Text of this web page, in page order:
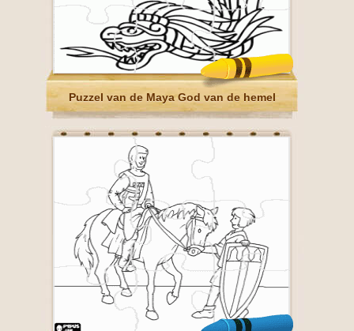
Puzzel van de Maya God van de hemel